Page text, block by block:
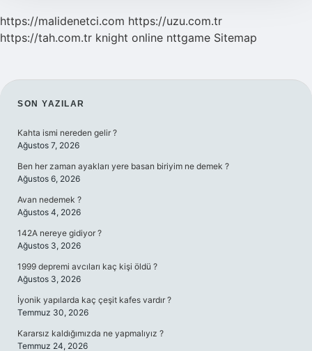
https://malidenetci.com https://uzu.com.tr
https://tah.com.tr knight online nttgame Sitemap
SIDEBAR
SON YAZILAR
Kahta ismi nereden gelir ?
Ağustos 7, 2026
Ben her zaman ayakları yere basan biriyim ne demek ?
Ağustos 6, 2026
Avan nedemek ?
Ağustos 4, 2026
142A nereye gidiyor ?
Ağustos 3, 2026
1999 depremi avcıları kaç kişi öldü ?
Ağustos 3, 2026
İyonik yapılarda kaç çeşit kafes vardır ?
Temmuz 30, 2026
Kararsız kaldığımızda ne yapmalıyız ?
Temmuz 24, 2026